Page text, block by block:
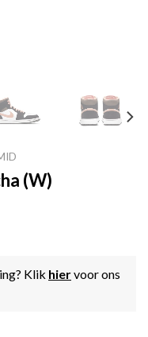
(W)
Klik hiervoor ons